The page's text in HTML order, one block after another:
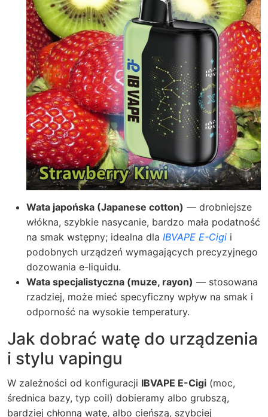
Wata japońska (Japanese cotton) — drobniejsze
włókna, szybkie nasycanie, bardzo mała podatność
na smak wstępny; idealna dla IBVAPE E-Cigi i
podobnych urządzeń wymagających precyzyjnego
dozowania e-liquidu.
Wata specjalistyczna (muze, rayon) — stosowana
rzadziej, może mieć specyficzny wpływ na smak i
odporność na wysokie temperatury.
Jak dobrać watę do urządzenia
i stylu vapingu
W zależności od konfiguracji IBVAPE E-Cigi (moc,
średnica bazy, typ coil) dobieramy albo grubszą,
bardziej chłonną watę, albo cieńszą, szybciej